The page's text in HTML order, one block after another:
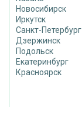
Новосибирск
Иркутск
Санкт-Петербург
Дзержинск
Подольск
Екатеринбург
Красноярск